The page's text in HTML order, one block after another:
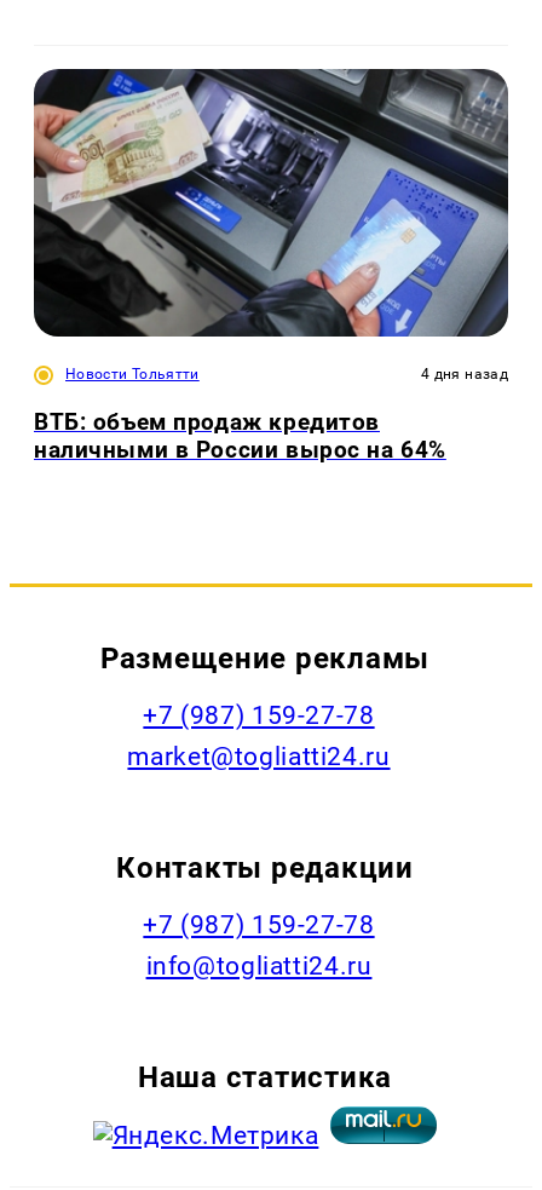
Новости Тольятти 4 дня назад
ВТБ: объем продаж кредитов
наличными в России вырос на 64%
Размещение рекламы
+7 (987) 159-27-78
market@togliatti24.ru
Контакты редакции
+7 (987) 159-27-78
info@togliatti24.ru
Наша статистика